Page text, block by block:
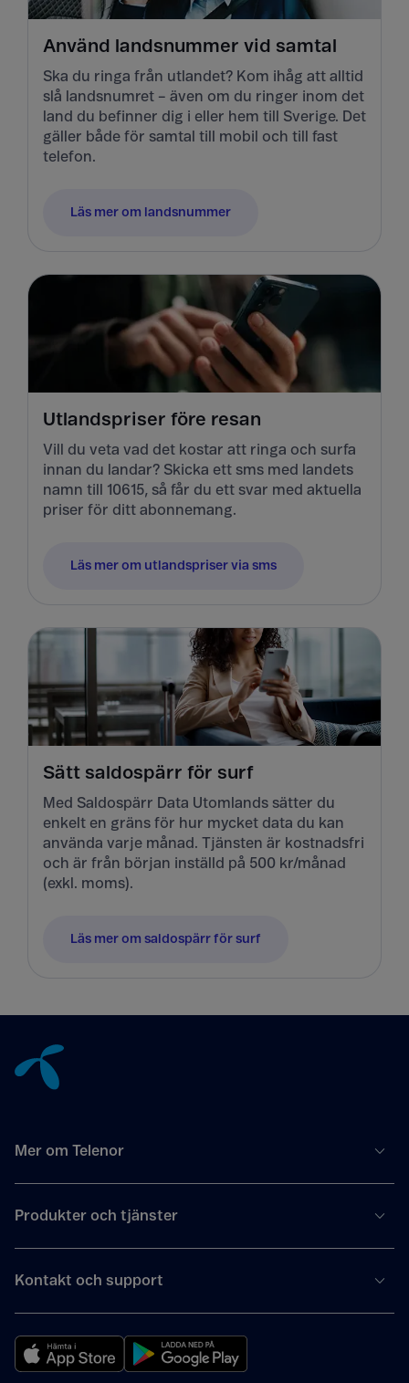
Använd landsnummer vid samtal
Ska du ringa från utlandet? Kom ihåg att alltid
slå landsnumret – även om du ringer inom det
land du befinner dig i eller hem till Sverige. Det
gäller både för samtal till mobil och till fast
telefon.
Läs mer om landsnummer
Utlandspriser före resan
Vill du veta vad det kostar att ringa och surfa
innan du landar? Skicka ett sms med landets
namn till 10615, så får du ett svar med aktuella
priser för ditt abonnemang.
Läs mer om utlandspriser via sms
Sätt saldospärr för surf
Med Saldospärr Data Utomlands sätter du
enkelt en gräns för hur mycket data du kan
använda varje månad. Tjänsten är kostnadsfri
och är från början inställd på 500 kr/månad
(exkl. moms).
Läs mer om saldospärr för surf
Mer om Telenor
Produkter och tjänster
Kontakt och support